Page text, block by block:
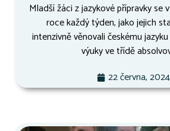
Mladší žáci z jazykové přípravky se
roce každý týden, jako jejich
intenzivně věnovali českému
výuky ve třídě
22 června, 2024